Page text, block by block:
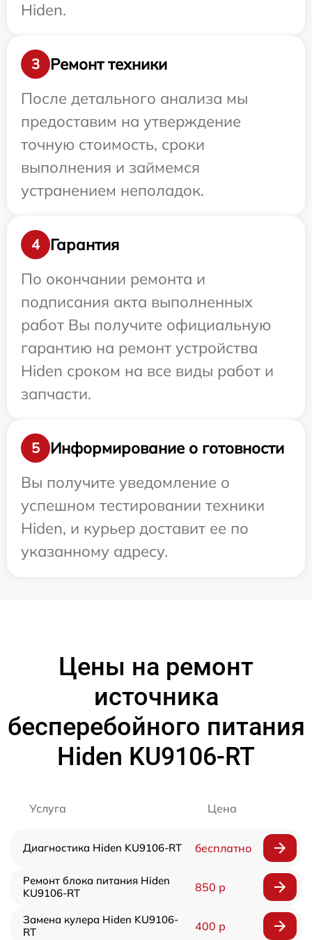
Hiden.
3
Ремонт техники
После детального анализа мы
предоставим на утверждение
точную стоимость, сроки
выполнения и займемся
устранением неполадок.
4
Гарантия
По окончании ремонта и
подписания акта выполненных
работ Вы получите официальную
гарантию на ремонт устройства
Hiden сроком на все виды работ и
запчасти.
5
Информирование о готовности
Вы получите уведомление о
успешном тестировании техники
Hiden, и курьер доставит ее по
указанному адресу.
Цены на ремонт
источника
бесперебойного питания
Hiden KU9106-RT
Услуга Цена
Диагностика Hiden KU9106-RT бесплатно
Ремонт блока питания Hiden
KU9106-RT
850 р
Замена кулера Hiden KU9106-
RT
400 р